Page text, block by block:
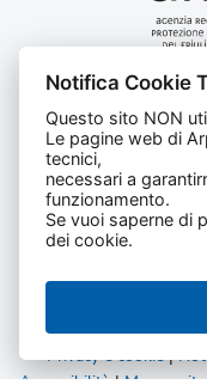
Agenzia regionale
C.F.
Privacy e cookie|
Accessibilità|Mappa
Notifica Cookie
Questo sito NON
Le pagine web di
tecnici,
necessari a
funzionamento.
Se vuoi saperne di
dei cookie.